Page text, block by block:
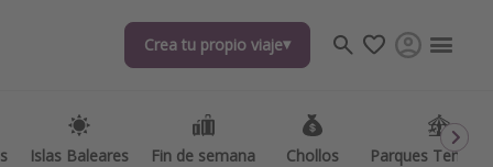
Crea tu propio viaje
Islas Baleares Fin de semana Chollos Parques
Crea tu propio viaje
Islas Baleares Fin de semana Chollos Parques